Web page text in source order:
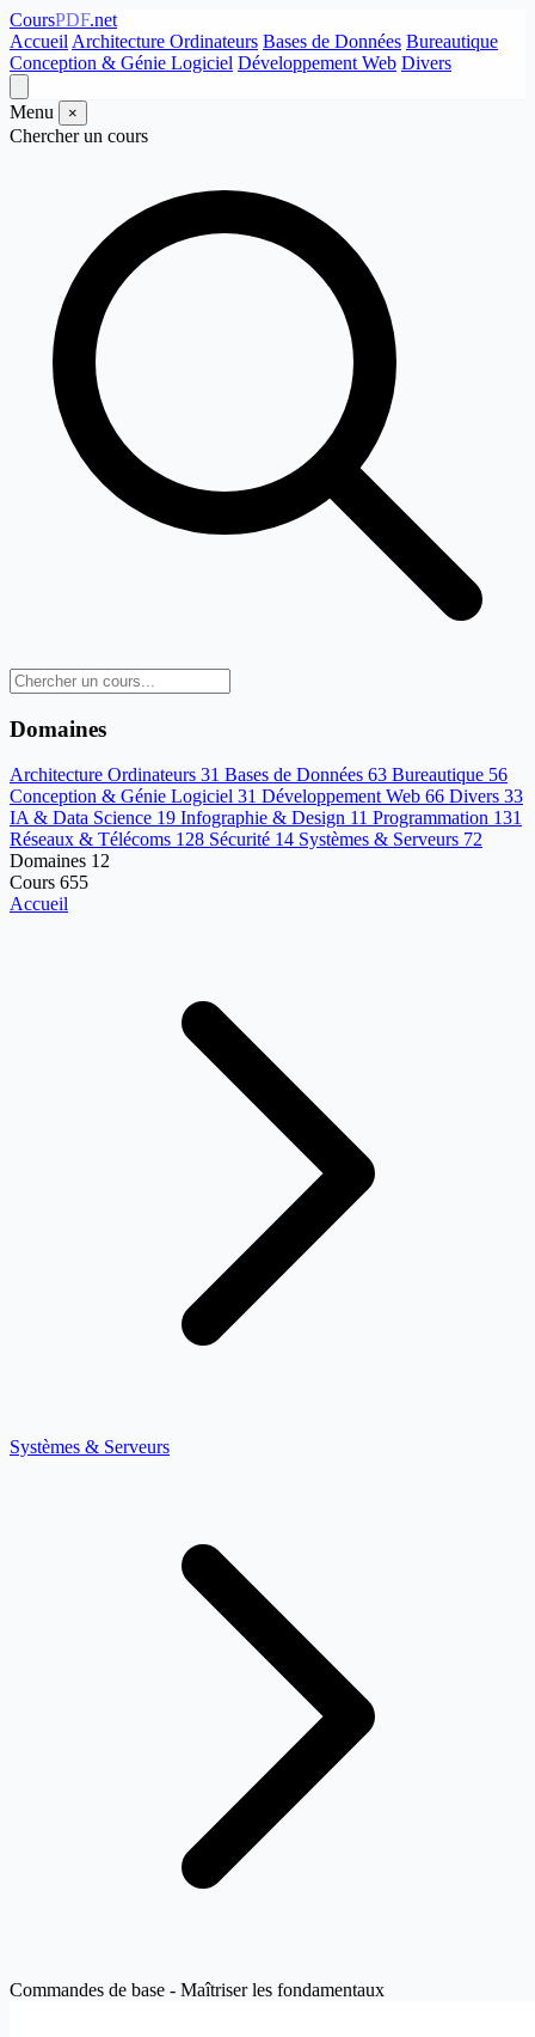
CoursPDF.net
Accueil Architecture Ordinateurs Bases de Données Bureautique
Conception & Génie Logiciel Développement Web Divers
Menu ×
Chercher un cours
Domaines
Architecture Ordinateurs 31 Bases de Données 63 Bureautique 56
Conception & Génie Logiciel 31 Développement Web 66 Divers 33
IA & Data Science 19 Infographie & Design 11 Programmation 131
Réseaux & Télécoms 128 Sécurité 14 Systèmes & Serveurs 72
Domaines 12
Cours 655
Accueil
Systèmes & Serveurs
Commandes de base - Maîtriser les fondamentaux